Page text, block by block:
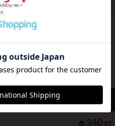
急上昇中
340 PT